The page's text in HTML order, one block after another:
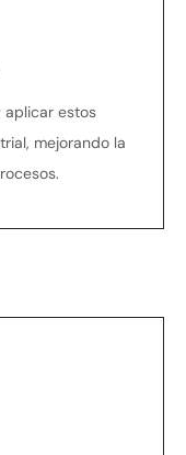
aplicar estos
mejorando la